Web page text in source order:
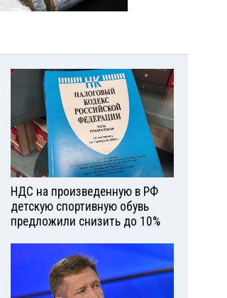
НДС на произведенную в РФ
детскую спортивную обувь
предложили снизить до 10%